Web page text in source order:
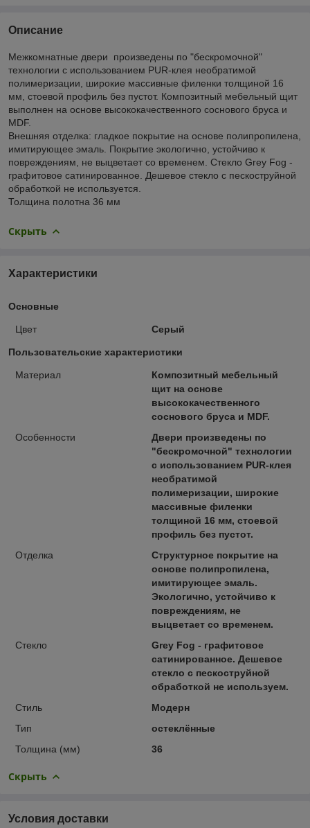
Описание
Межкомнатные двери произведены по "бескромочной"
технологии с использованием PUR-клея необратимой
полимеризации, широкие массивные филенки толщиной 16
мм, стоевой профиль без пустот. Композитный мебельный щит
выполнен на основе высококачественного соснового бруса и
MDF.
Внешняя отделка: гладкое покрытие на основе полипропилена,
имитирующее эмаль. Покрытие экологично, устойчиво к
повреждениям, не выцветает со временем. Стекло Grey Fog -
графитовое сатинированное. Дешевое стекло с пескоструйной
обработкой не используется.
Толщина полотна 36 мм
Скрыть
Характеристики
Основные
Цвет Серый
Пользовательские характеристики
Материал
Композитный мебельный
щит на основе
высококачественного
соснового бруса и MDF.
Особенности
Двери произведены по
"бескромочной" технологии
с использованием PUR-клея
необратимой
полимеризации, широкие
массивные филенки
толщиной 16 мм, стоевой
профиль без пустот.
Отделка
Структурное покрытие на
основе полипропилена,
имитирующее эмаль.
Экологично, устойчиво к
повреждениям, не
выцветает со временем.
Стекло
Grey Fog - графитовое
сатинированное. Дешевое
стекло с пескоструйной
обработкой не используем.
Стиль
Модерн
Тип
остеклённые
Толщина (мм)
36
Скрыть
Условия доставки